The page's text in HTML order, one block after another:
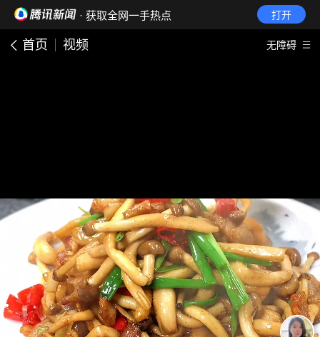
· 获取全网一手热点 打开
首页 视频 无障碍